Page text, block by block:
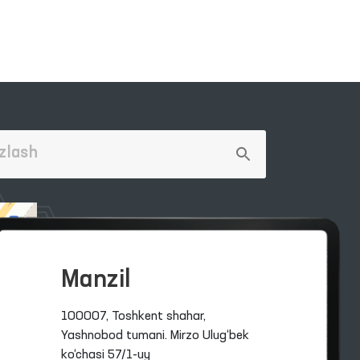
Manzil
100007, Toshkent shahar,
Yashnobod tumani. Mirzo Ulug‘bek
ko‘chasi 57/1-uy